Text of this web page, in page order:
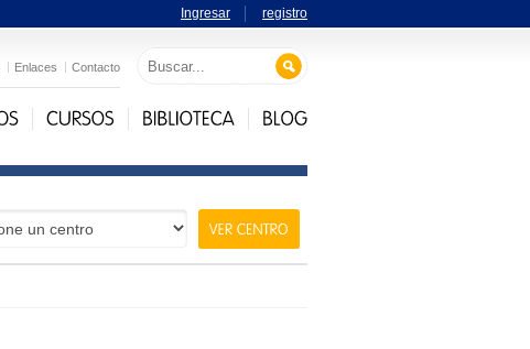
Ingresar registro
Enlaces Contacto